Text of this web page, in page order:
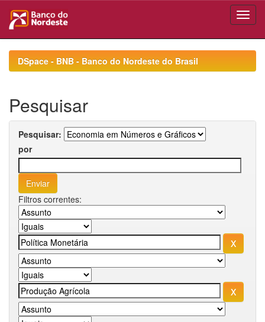
navigationDSpace - BNB - Banco do Nordeste do Brasil
Pesquisar
Pesquisar:
por
Filtros correntes: